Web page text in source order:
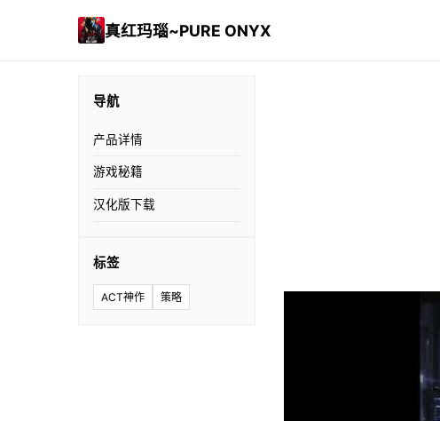
真红玛瑙~PURE ONYX
导航
产品详情
游戏秘籍
汉化版下载
标签
ACT神作 策略